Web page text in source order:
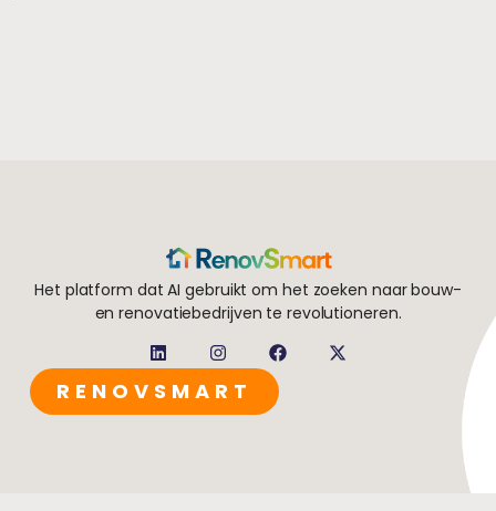
Het platform dat AI gebruikt om het zoeken naar bouw-
en renovatiebedrijven te revolutioneren.
RENOVSMART